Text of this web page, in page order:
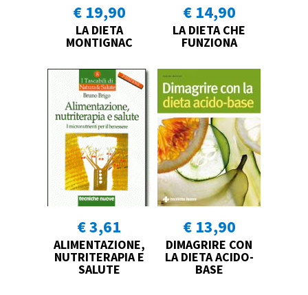
€ 19,90
LA DIETA
MONTIGNAC
€ 14,90
LA DIETA CHE
FUNZIONA
€ 3,61
ALIMENTAZIONE,
NUTRITERAPIA E
SALUTE
€ 13,90
DIMAGRIRE CON
LA DIETA ACIDO-
BASE